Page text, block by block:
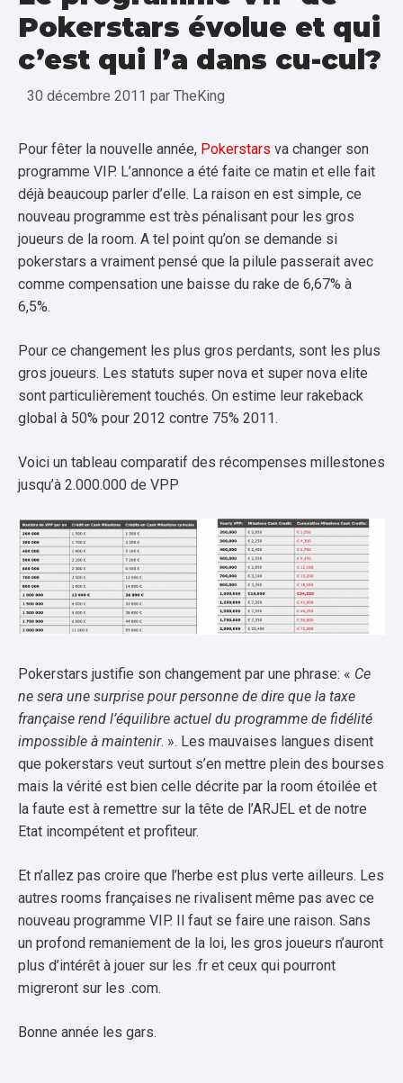
Pokerstars évolue et qui
c’est qui l’a dans cu-cul?
30 décembre 2011 par TheKing
Pour fêter la nouvelle année, Pokerstars va changer son
programme VIP. L’annonce a été faite ce matin et elle fait
déjà beaucoup parler d’elle. La raison en est simple, ce
nouveau programme est très pénalisant pour les gros
joueurs de la room. A tel point qu’on se demande si
pokerstars a vraiment pensé que la pilule passerait avec
comme compensation une baisse du rake de 6,67% à
6,5%.
Pour ce changement les plus gros perdants, sont les plus
gros joueurs. Les statuts super nova et super nova elite
sont particulièrement touchés. On estime leur rakeback
global à 50% pour 2012 contre 75% 2011.
Voici un tableau comparatif des récompenses millestones
jusqu’à 2.000.000 de VPP
Pokerstars justifie son changement par une phrase: « Ce
ne sera une surprise pour personne de dire que la taxe
française rend l’équilibre actuel du programme de fidélité
impossible à maintenir. ». Les mauvaises langues disent
que pokerstars veut surtout s’en mettre plein des bourses
mais la vérité est bien celle décrite par la room étoilée et
la faute est à remettre sur la tête de l’ARJEL et de notre
Etat incompétent et profiteur.
Et n’allez pas croire que l’herbe est plus verte ailleurs. Les
autres rooms françaises ne rivalisent même pas avec ce
nouveau programme VIP. Il faut se faire une raison. Sans
un profond remaniement de la loi, les gros joueurs n’auront
plus d’intérêt à jouer sur les .fr et ceux qui pourront
migreront sur les .com.
Bonne année les gars.